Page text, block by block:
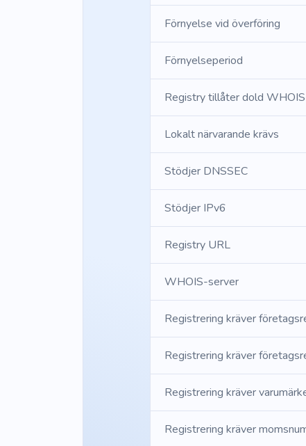
Förnyelse vid överföring
Förnyelseperiod
Registry tillåter dold
Lokalt närvarande krävs
Stödjer DNSSEC
Stödjer IPv6
Registry URL
WHOIS-server
Registrering kräver
Registrering kräver
Registrering kräver
Registrering kräver